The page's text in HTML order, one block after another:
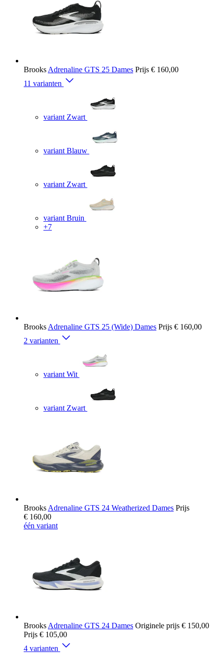
Brooks Adrenaline GTS 25 Dames Prijs € 160,00
11 varianten
variant Zwart
variant Blauw
variant Zwart
variant Bruin
+7
Brooks Adrenaline GTS 25 (Wide) Dames Prijs € 160,00
2 varianten
variant Wit
variant Zwart
Brooks Adrenaline GTS 24 Weatherized Dames Prijs
€ 160,00
één variant
Brooks Adrenaline GTS 24 Dames Originele prijs € 150,00
Prijs € 105,00
4 varianten